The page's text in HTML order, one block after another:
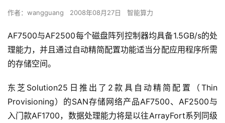
作者： wangguang 2008年08月27日 智能算力
AF7500与AF2500每个磁盘阵列控制器均具备1.5GB/s的处
理能力，并且通过自动精简配置功能适当分配应用程序所需
的存储空间。
东芝Solution25日推出了2款具自动精简配置（Thin
Provisioning）的SAN存储网络产品AF7500、AF2500与
入门款AF1700，数据处理能力将是以往ArrayFort系列同级